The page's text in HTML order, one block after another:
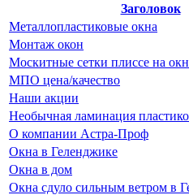
Заголовок
Металлопластиковые окна
Монтаж окон
Москитные сетки плиссе на
МПО цена/качество
Наши акции
Необычная ламинация
О компании Астра-Проф
Окна в Геленджике
Окна в дом
Окна сдуло сильным ветром в